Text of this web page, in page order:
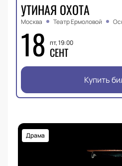
УТИНАЯ ОХОТА
Москва Театр Ермоловой
18 пт, 19:00
СЕНТ
Купить
Драма